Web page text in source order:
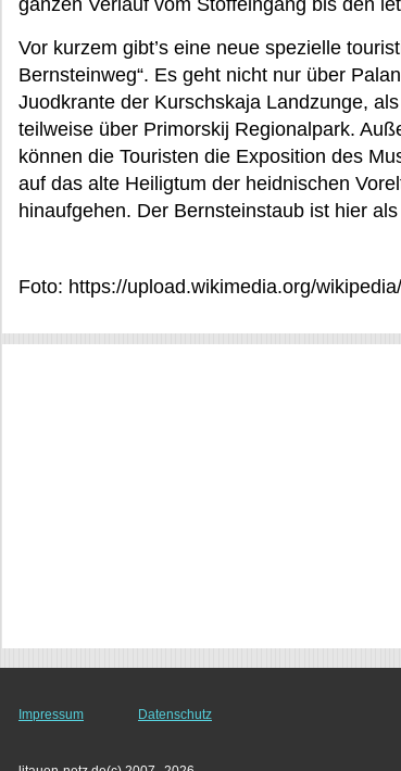
ganzen Verlauf vom Stoffeingang bis den
Vor kurzem gibt’s eine neue spezielle
Bernsteinweg“. Es geht nicht nur über
Juodkrante der Kurschskaja Landzunge,
teilweise über Primorskij Regionalpark.
können die Touristen die Exposition des
auf das alte Heiligtum der heidnischen
hinaufgehen. Der Bernsteinstaub ist hier
Foto: https://upload.wikimedia.org/
Impressum Datenschutz